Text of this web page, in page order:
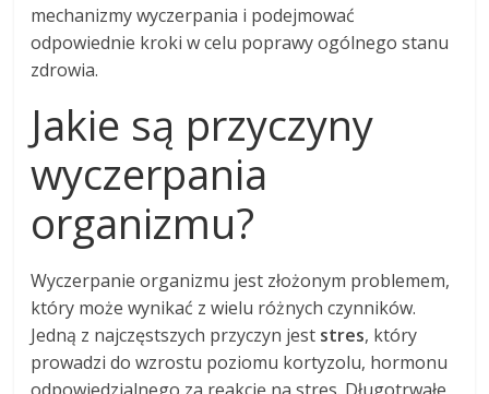
mechanizmy wyczerpania i podejmować
odpowiednie kroki w celu poprawy ogólnego stanu
zdrowia.
Jakie są przyczyny
wyczerpania
organizmu?
Wyczerpanie organizmu jest złożonym problemem,
który może wynikać z wielu różnych czynników.
Jedną z najczęstszych przyczyn jest stres, który
prowadzi do wzrostu poziomu kortyzolu, hormonu